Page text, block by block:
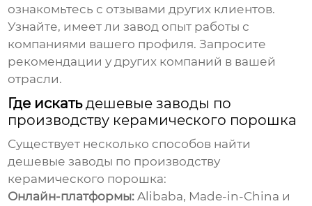
ознакомьтесь с отзывами других клиентов.
Узнайте, имеет ли завод опыт работы с
компаниями вашего профиля. Запросите
рекомендации у других компаний в вашей
отрасли.
Где искатьдешевые заводы по
производству керамического порошка
Существует несколько способов найти
дешевые заводы по производству
керамического порошка:
Онлайн-платформы: Alibaba, Made-in-China и